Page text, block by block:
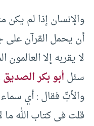
والإنسان إذا لم يكن
أن يحمل القرآن
لا يقربه إلا
سئلأبو بكر الصديق
والأبِّ فقال :‏ أي
قلت فى كتاب الله ما